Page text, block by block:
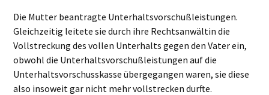
Die Mutter beantragte Unterhaltsvorschußleistungen.
Gleichzeitig leitete sie durch ihre Rechtsanwältin die
Vollstreckung des vollen Unterhalts gegen den Vater ein,
obwohl die Unterhaltsvorschußleistungen auf die
Unterhaltsvorschusskasse übergegangen waren, sie diese
also insoweit gar nicht mehr vollstrecken durfte.